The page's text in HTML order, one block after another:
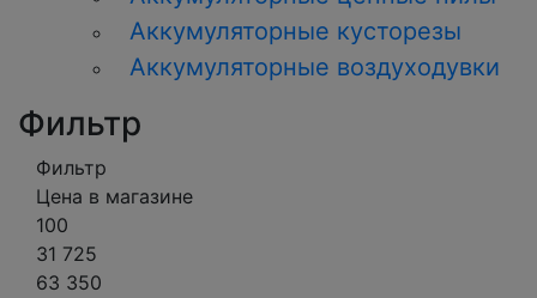
Аккумуляторные кусторезы
Аккумуляторные воздуходувки
Фильтр
Фильтр
Цена в магазине
100
31 725
63 350